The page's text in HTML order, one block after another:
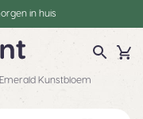
in huis
Emerald Kunstbloem